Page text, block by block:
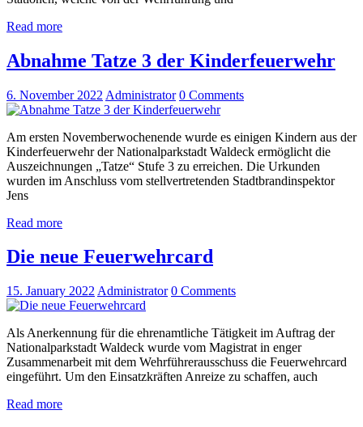
Read more
Abnahme Tatze 3 der Kinderfeuerwehr
6. November 2022 Administrator 0 Comments
Am ersten Novemberwochenende wurde es einigen Kindern aus der
Kinderfeuerwehr der Nationalparkstadt Waldeck ermöglicht die
Auszeichnungen „Tatze“ Stufe 3 zu erreichen. Die Urkunden
wurden im Anschluss vom stellvertretenden Stadtbrandinspektor
Jens
Read more
Die neue Feuerwehrcard
15. January 2022 Administrator 0 Comments
Als Anerkennung für die ehrenamtliche Tätigkeit im Auftrag der
Nationalparkstadt Waldeck wurde vom Magistrat in enger
Zusammenarbeit mit dem Wehrführerausschuss die Feuerwehrcard
eingeführt. Um den Einsatzkräften Anreize zu schaffen, auch
Read more